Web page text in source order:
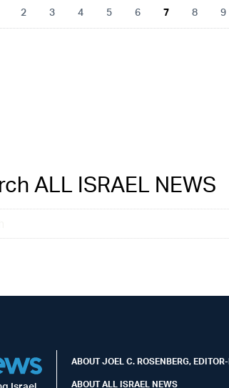
2 3 4 5 6 7 8 9
ALL ISRAEL NEWS
ABOUT JOEL C. ROSENBERG,
ABOUT ALL ISRAEL NEWS